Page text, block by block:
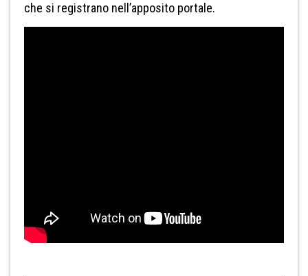
che si registrano nell’apposito portale.